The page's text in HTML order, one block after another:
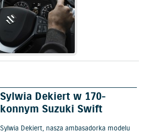
Sylwia Dekiert w 170-
konnym Suzuki Swift
Sylwia Dekiert, nasza ambasadorka modelu